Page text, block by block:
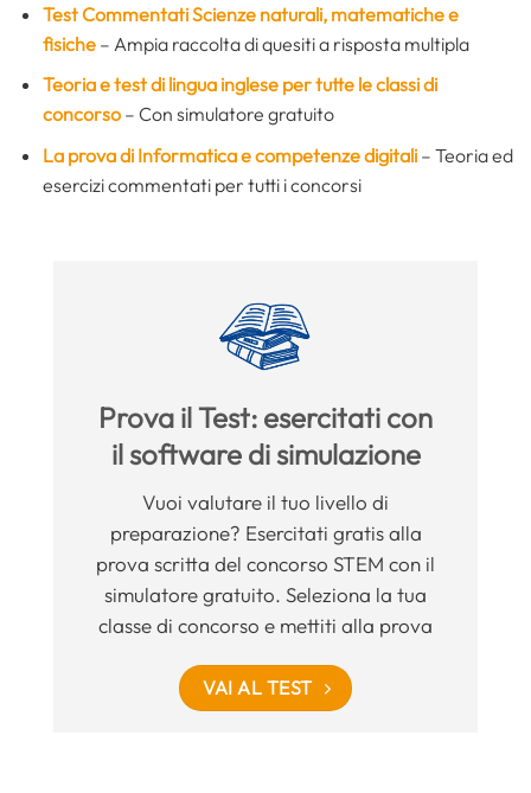
Test Commentati Scienze naturali, matematiche e
fisiche– Ampia raccolta di quesiti a risposta multipla
Teoria e test di lingua inglese per tutte le classi di
concorso – Con simulatore gratuito
La prova di Informaticae competenze digitali – Teoria ed
esercizi commentati per tutti i concorsi
Prova il Test: esercitati con
il software di simulazione
Vuoi valutare il tuo livello di
preparazione? Esercitati gratis alla
prova scritta del concorso STEM con il
simulatore gratuito. Seleziona la tua
classe di concorso e mettiti alla prova
VAI AL TEST